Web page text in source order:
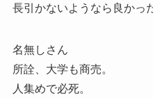
長引かないようなら良かっ
名無しさん
所詮、大学も商売。
人集めで必死。